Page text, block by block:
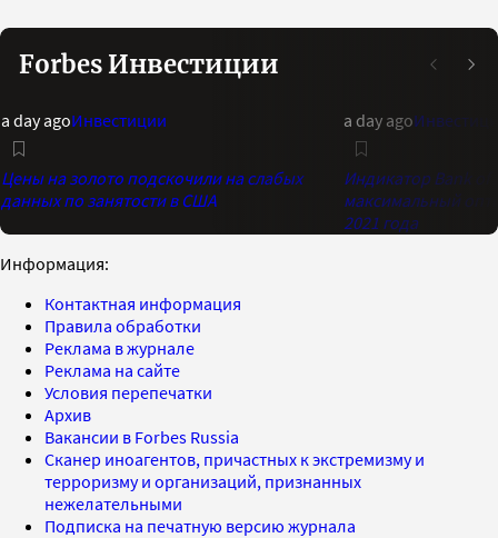
Forbes Инвестиции
a day agoИнвестиции
Цены на золото подскочили на слабых
данных по занятости в США
a day ago
Индикатор Bank of
максимальный
2021 года
Информация:
Контактная информация
Правила обработки
Реклама в журнале
Реклама на сайте
Условия перепечатки
Архив
Вакансии в Forbes Russia
Сканер иноагентов, причастных к экстремизму и
терроризму и организаций, признанных
нежелательными
Подписка на печатную версию журнала